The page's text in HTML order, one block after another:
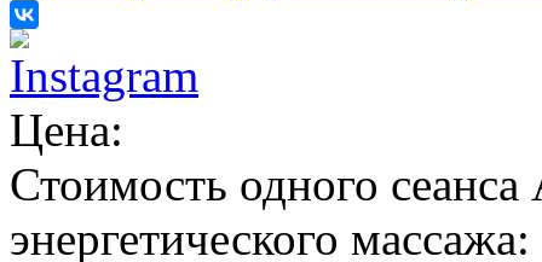
Цена:
Стоимость одного
энергетического массажа: